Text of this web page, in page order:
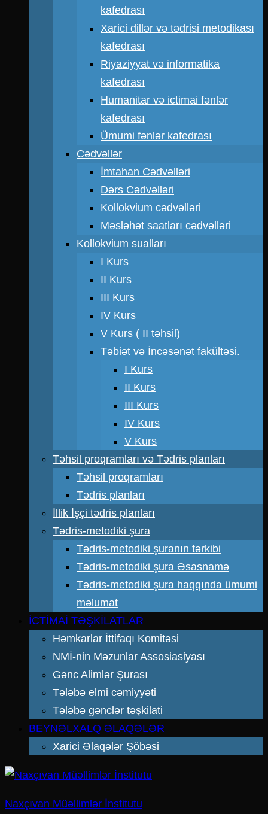
kafedrası
Xarici dillər və tədrisi metodikası
kafedrası
Riyaziyyat və informatika
kafedrası
Humanitar və ictimai fənlər
kafedrası
Ümumi fənlər kafedrası
Cədvəllər
İmtahan Cədvəlləri
Dərs Cədvəlləri
Kollokvium cədvəlləri
Məsləhət saatları cədvəlləri
Kollokvium sualları
I Kurs
II Kurs
III Kurs
IV Kurs
V Kurs ( II təhsil)
Təbiət və İncəsənət fakültəsi.
I Kurs
II Kurs
III Kurs
IV Kurs
V Kurs
Təhsil proqramları və Tədris planları
Təhsil proqramları
Tədris planları
İllik İşçi tədris planları
Tədris-metodiki şura
Tədris-metodiki şuranın tərkibi
Tədris-metodiki şura Əsasnamə
Tədris-metodiki şura haqqında ümumi
məlumat
İCTİMAİ TƏŞKİLATLAR
Həmkarlar İttifaqı Komitəsi
NMİ-nin Məzunlar Assosiasiyası
Gənc Alimlər Şurası
Tələbə elmi cəmiyyəti
Tələbə gənclər təşkilati
BEYNƏLXALQ ƏLAQƏLƏR
Xarici Əlaqələr Şöbəsi
Naxçıvan Müəllimlər İnstitutu